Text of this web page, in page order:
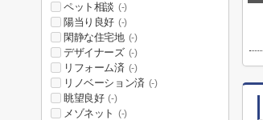
ペット相談 (-)
陽当り良好 (-)
閑静な住宅地 (-)
デザイナーズ (-)
リフォーム済 (-)
リノベーション済 (-)
眺望良好 (-)
メゾネット (-)